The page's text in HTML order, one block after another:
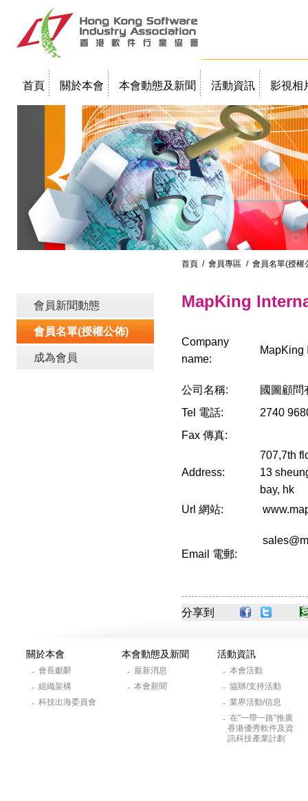
首頁 關於本會 本會動態及新聞 活動資訊 影視相
教學簡報
首頁 / 會員專區 / 會員名單(授權
會員新聞動態
會員名單(授權公佈)
成為會員
MapKing
Company
name:
MapKing
公司名稱:
國圖顧問
Tel 電話:
2740
Fax 傳真:
Address:
707,7th
13
bay, hk
Url 網站:
Email 電郵:
分享到
關於本會
- 會長獻辭
- 組織架構
- 科技出海委員會
本會動態及新聞
- 最新消息
- 本會新聞
活動資訊
- 本會活動
- 協辦/支持活動
- 業界活動/信息
- 在"一帶一路"推廣
香港優秀軟件及資
訊科技產業計劃